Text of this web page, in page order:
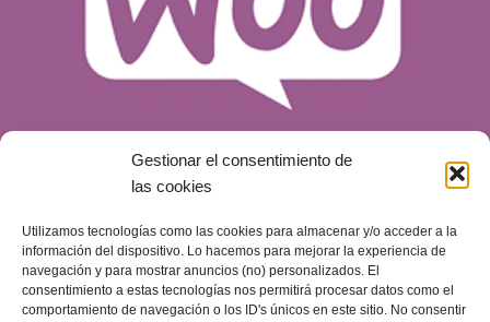
Gestionar el consentimiento de
las cookies
Utilizamos tecnologías como las cookies para almacenar y/o acceder a la
información del dispositivo. Lo hacemos para mejorar la experiencia de
navegación y para mostrar anuncios (no) personalizados. El
consentimiento a estas tecnologías nos permitirá procesar datos como el
comportamiento de navegación o los ID's únicos en este sitio. No consentir
¿Qué es WooCommerce y por qué es una
opción para tu tienda online?
Publicado el 14 de mayo de 2024 Blog